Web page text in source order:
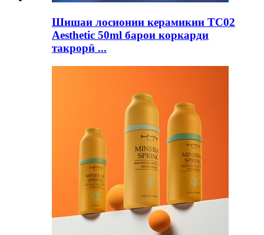
Шишаи лосионии керамикии TC02
Aesthetic 50ml барои коркарди
такрорӣ ...